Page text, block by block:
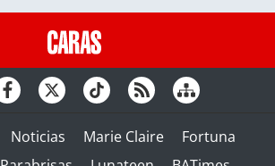
Noticias Marie Claire
Fortuna